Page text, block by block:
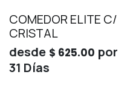
COMEDOR ELITE C/
CRISTAL
desde $ 625.00 por
31 Días